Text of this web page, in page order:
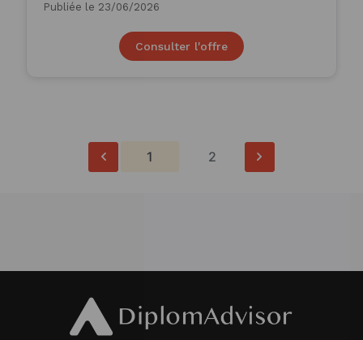
Publiée le 23/06/2026
Consulter l'offre
1 2